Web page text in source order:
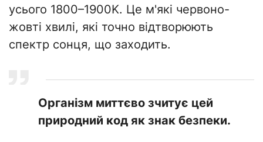
усього 1800–1900K. Це м'які червоно-
жовті хвилі, які точно відтворюють
спектр сонця, що заходить.
Організм миттєво зчитує цей
природний код як знак безпеки.